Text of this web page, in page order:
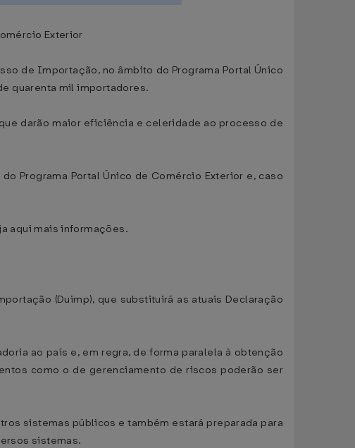
Exterior
de Importação, no âmbito do Programa Portal Único
quarenta mil importadores.
darão maior eficiência e celeridade ao processo de
Programa Portal Único de Comércio Exterior e, caso
aqui mais informações.
(Duimp), que substituirá as atuais Declaração
ao país e, em regra, de forma paralela à obtenção
como o de gerenciamento de riscos poderão ser
sistemas públicos e também estará preparada para
sistemas.